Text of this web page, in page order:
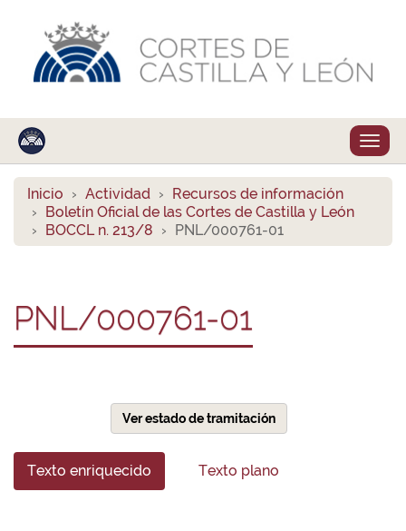
Inicio Actividad
Recursos de información
Boletín Oficial de las Cortes de Castilla y León
BOCCL n. 213/8
PNL/000761-01
PNL/000761-01
Ver estado de tramitación
Texto enriquecido Texto plano